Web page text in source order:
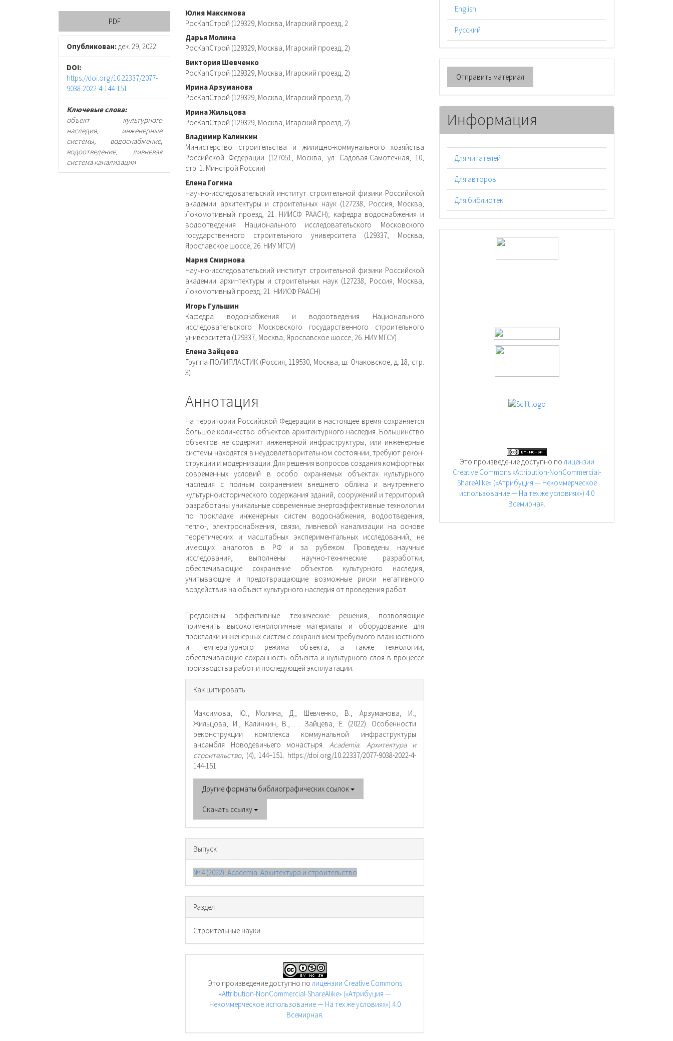
Боковая
панель
статьи
PDF
Опубликован: дек. 29, 2022
DOI:
https://doi.org/10.22337/2077-
9038-2022-4-144-151
Ключевые слова:
объект культурного
наследия, инженерные
системы, водоснабжение,
водоотведение, ливневая
система канализации
Основное
содержимое
статьи
Юлия Максимова
РосКапСтрой (129329, Москва, Игарский проезд, 2
Дарья Молина
РосКапСтрой (129329, Москва, Игарский проезд, 2)
Виктория Шевченко
РосКапСтрой (129329, Москва, Игарский проезд, 2)
Ирина Арзуманова
РосКапСтрой (129329, Москва, Игарский проезд, 2)
Ирина Жильцова
РосКапСтрой (129329, Москва, Игарский проезд, 2)
Владимир Калинкин
Министерство строительства и жилищно-коммунального хозяйства
Российской Федерации (127051, Москва, ул. Садовая-Самотечная, 10,
стр. 1. Минстрой России)
Елена Гогина
Научно-исследовательский институт строительной физики Российской
академии архитектуры и строительных наук (127238, Россия, Москва,
Локомотивный проезд, 21. НИИСФ РААСН); кафедра водоснабжения и
водоотведения Национального исследовательского Московского
государственного строительного университета (129337, Москва,
Ярославское шоссе, 26. НИУ МГСУ)
Мария Смирнова
Научно-исследовательский институт строительной физики Российской
академии архи¬тектуры и строительных наук (127238, Россия, Москва,
Локомотивный проезд, 21. НИИСФ РААСН)
Игорь Гульшин
Кафедра водоснабжения и водоотведения Национального
исследовательского Московского государственного строительного
университета (129337, Москва, Ярославское шоссе, 26. НИУ МГСУ)
Елена Зайцева
Группа ПОЛИПЛАСТИК (Россия, 119530, Москва, ш. Очаковское, д. 18, стр.
3)
Аннотация
На территории Российской Федерации в настоящее время сохраняется
большое количество объектов архитектурного наследия. Большинство
объектов не содержит инженерной инфраструктуры, или инженерные
системы на­ходятся в неудовлетворительном состоянии, требуют рекон­
струкции и модернизации. Для решения вопросов создания комфортных
современных условий в особо охраняемых объектах культурного
наследия с полным сохранением внешнего облика и внутреннего
культурноисторического содержания зданий, со­оружений и территорий
разработаны уникальные современные энергоэффективные технологии
по прокладке инженерных систем водоснабжения, водоотведения,
тепло-, электроснаб­жения, связи, ливневой канализации на основе
теоретических и масштабных экспериментальных исследований, не
имеющих аналогов в РФ и за рубежом. Проведены научные
исследования, выполнены научно-технические разработки,
обеспечивающие сохранение объектов культурного наследия,
учитывающие и предотвращающие возможные риски негативного
воздействия на объект культурного наследия от проведения работ.
Предложены эффективные технические решения, позво­ляющие
применить высокотехнологичные материалы и обо­рудование для
прокладки инженерных систем с сохранением требуемого влажностного
и температурного режима объекта, а также технологии,
обеспечивающие сохранность объекта и культурного слоя в процессе
производства работ и последу­ющей эксплуатации.
Информация
о статье
Как цитировать
Максимова, Ю., Молина, Д., Шевченко, В., Арзуманова, И.,
Жильцова, И., Калинкин, В., … Зайцева, Е. (2022). Особенности
реконструкции комплекса коммунальной инфраструктуры
ансамбля Новодевичьего монастыря. Academia. Архитектура и
строительство, (4), 144–151. https://doi.org/10.22337/2077-9038-2022-4-
144-151
Другие форматы библиографических ссылок
Скачать ссылку
Выпуск
№ 4 (2022): Academia. Архитектура и строительство
Раздел
Cтроительные науки
Это произведение доступно по лицензии Creative Commons
«Attribution-NonCommercial-ShareAlike» («Атрибуция —
Некоммерческое использование — На тех же условиях») 4.0
Всемирная
English
Русский
Отправить
материал
Отправить материал
Информация
Для читателей
Для авторов
Для библиотек
Это произведение доступно полицензии
Creative Commons «Attribution-NonCommercial-
ShareAlike» («Атрибуция — Некоммерческое
использование — На тех же условиях») 4.0
Всемирная.